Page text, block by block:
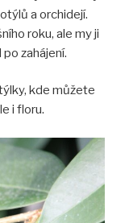
a orchidejí.
roku, ale my ji
zahájení.
kde můžete
i floru.